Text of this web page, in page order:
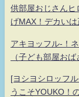
供部屋おじさんヒ
げMAX！デカい
アキヨッフル-！
（子ども部屋お
[ヨシヨシロッフ
うこそYOUKO！